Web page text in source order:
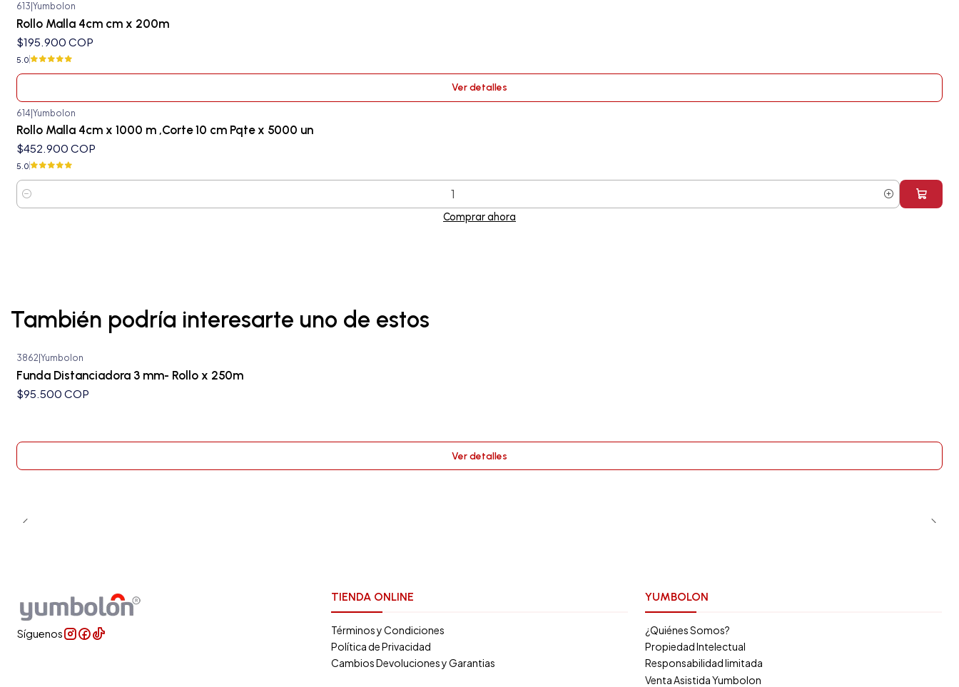
Agotado
613 Yumbolon
Rollo Malla 4cm cm x 200m
$195.900 COP
5.0
Ver detalles
614|Yumbolon
Rollo Malla 4cm x 1000 m ,Corte 10 cm Pqte x 5000 un
$452.900 COP
5.0
Cantidad
Comprar ahora
También podría interesarte uno de estos
Agotado
3862 Yumbolon
Funda Distanciadora 3 mm- Rollo x 250m
$95.500 COP
Ver detalles
Síguenos
TIENDA ONLINE
Términos y Condiciones
Política de Privacidad
Cambios Devoluciones y Garantias
YUMBOLON
¿Quiénes Somos?
Propiedad Intelectual
Responsabilidad limitada
Venta Asistida Yumbolon